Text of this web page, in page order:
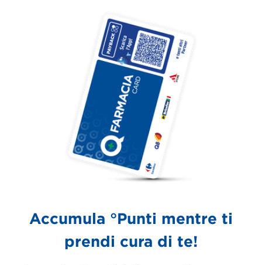
Accumula °Punti mentre ti
prendi cura di te!